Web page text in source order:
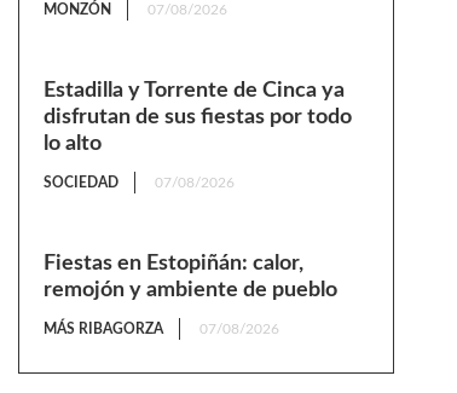
MONZÓN 07/08/2026
Estadilla y Torrente de Cinca ya
disfrutan de sus fiestas por todo
lo alto
SOCIEDAD 07/08/2026
Fiestas en Estopiñán: calor,
remojón y ambiente de pueblo
MÁS RIBAGORZA 07/08/2026